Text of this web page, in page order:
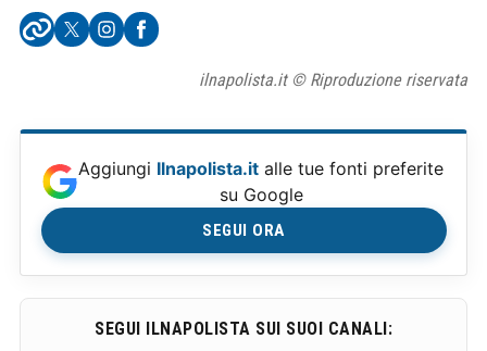
ilnapolista.it © Riproduzione riservata
Aggiungi Ilnapolista.it alle tue fonti preferite
su Google
SEGUI ORA
SEGUI ILNAPOLISTA SUI SUOI CANALI: